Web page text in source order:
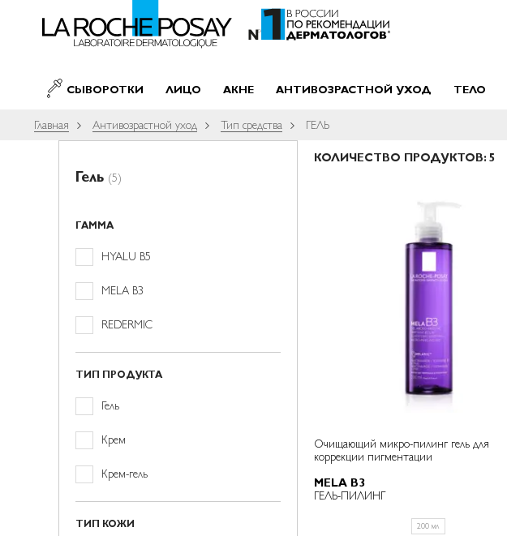
СЫВОРОТКИ ЛИЦО АКНЕ АНТИВОЗРАСТНОЙ УХОД ТЕЛО
Главная Антивозрастной уход Тип средства ГЕЛЬ
КОЛИЧЕСТВО ПРОДУКТОВ:5
Очищающий микро-пилинг гель для
коррекции пигментации
MELA В3
ГЕЛЬ-ПИЛИНГ
200 мл
Гель (5)
ГАММА
HYALU B5
MELA B3
REDERMICтовар(а/
ТИП ПРОДУКТА
Гельпозиция
Крем
Крем-гельтовар(а/
ТИП КОЖИ